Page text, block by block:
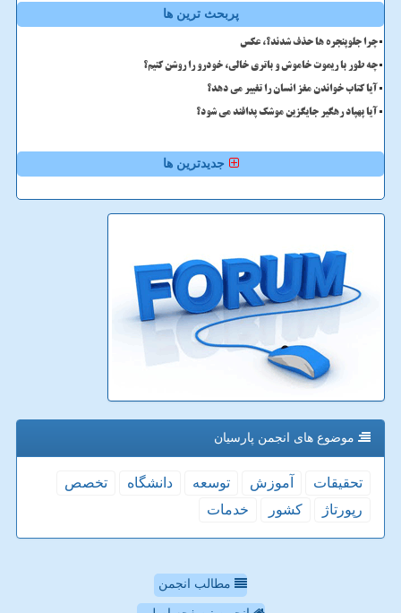
پربحث ترین ها
چرا جلوپنجره ها حذف شدند؟، عکس
چه طور با ریموت خاموش و باتری خالی، خودرو را روشن کنیم؟
آیا کتاب خواندن مغز انسان را تغییر می دهد؟
آیا پهپاد رهگیر جایگزین موشک پدافند می شود؟
جدیدترین ها
موضوع های انجمن پارسیان
تحقیقات آموزش توسعه دانشگاه
تخصص
رپورتاژ
كشور خدمات
مطالب انجمن